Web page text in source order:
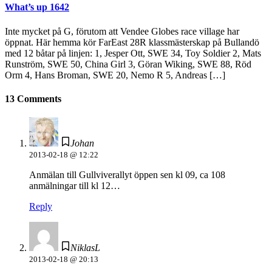
What’s up 1642
Inte mycket på G, förutom att Vendee Globes race village har
öppnat. Här hemma kör FarEast 28R klassmästerskap på Bullandö
med 12 båtar på linjen: 1, Jesper Ott​, SWE 34, Toy Soldier 2, Mats
Runström​, SWE 50, China Girl 3, Göran Wiking​, SWE 88, Röd
Orm 4, Hans Broman​, SWE 20, Nemo R 5, Andreas […]
13 Comments
Johan
2013-02-18 @ 12:22
Anmälan till Gullviverallyt öppen sen kl 09, ca 108
anmälningar till kl 12…
Reply
NiklasL
2013-02-18 @ 20:13